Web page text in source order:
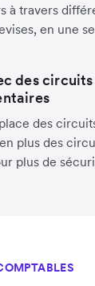
à travers
en une
des
des
plus des
plus de